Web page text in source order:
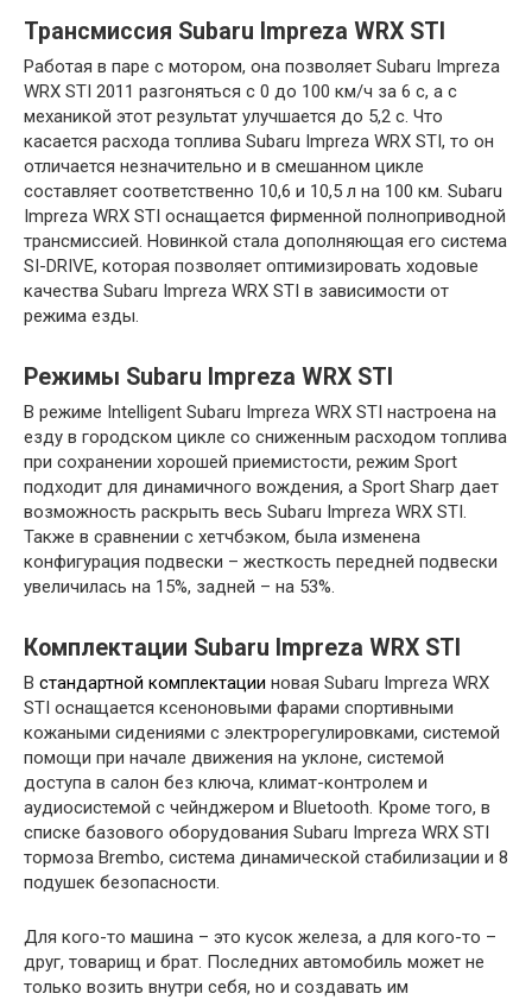
Трансмиссия Subaru Impreza WRX STI
Работая в паре с мотором, она позволяет Subaru Impreza
WRX STI 2011 разгоняться с 0 до 100 км/ч за 6 с, а с
механикой этот результат улучшается до 5,2 с. Что
касается расхода топлива Subaru Impreza WRX STI, то он
отличается незначительно и в смешанном цикле
составляет соответственно 10,6 и 10,5 л на 100 км. Subaru
Impreza WRX STI оснащается фирменной полноприводной
трансмиссией. Новинкой стала дополняющая его система
SI-DRIVE, которая позволяет оптимизировать ходовые
качества Subaru Impreza WRX STI в зависимости от
режима езды.
Режимы Subaru Impreza WRX STI
В режиме Intelligent Subaru Impreza WRX STI настроена на
езду в городском цикле со сниженным расходом топлива
при сохранении хорошей приемистости, режим Sport
подходит для динамичного вождения, а Sport Sharp дает
возможность раскрыть весь Subaru Impreza WRX STI.
Также в сравнении с хетчбэком, была изменена
конфигурация подвески – жесткость передней подвески
увеличилась на 15%, задней – на 53%.
Комплектации Subaru Impreza WRX STI
В стандартной комплектации новая Subaru Impreza WRX
STI оснащается ксеноновыми фарами спортивными
кожаными сидениями с электрорегулировками, системой
помощи при начале движения на уклоне, системой
доступа в салон без ключа, климат-контролем и
аудиосистемой с чейнджером и Bluetooth. Кроме того, в
списке базового оборудования Subaru Impreza WRX STI
тормоза Brembo, система динамической стабилизации и 8
подушек безопасности.
Для кого-то машина – это кусок железа, а для кого-то –
друг, товарищ и брат. Последних автомобиль может не
только возить внутри себя, но и создавать им